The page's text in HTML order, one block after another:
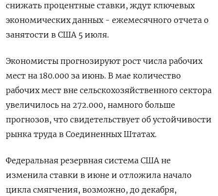
снижать процентные ставки, ждут ключевых
экономических данных - ежемесячного отчета о
занятости в США 5 июля.
Экономисты прогнозируют рост числа рабочих
мест на 180.000 за июнь. В мае количество
рабочих мест вне сельскохозяйственного сектора
увеличилось на 272.000, намного больше
прогнозов, что свидетельствует об устойчивости
рынка труда в Соединенных Штатах.
Федеральная резервная система США не
изменила ставки в июне и отложила начало
цикла смягчения, возможно, до декабря,